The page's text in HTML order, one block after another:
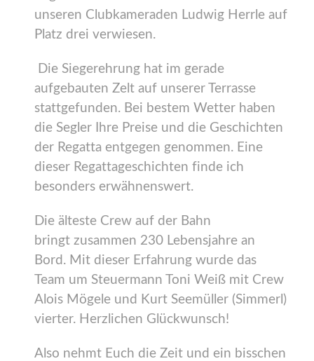
unseren Clubkameraden Ludwig Herrle auf
Platz drei verwiesen.
Die Siegerehrung hat im gerade
aufgebauten Zelt auf unserer Terrasse
stattgefunden. Bei bestem Wetter haben
die Segler Ihre Preise und die Geschichten
der Regatta entgegen genommen. Eine
dieser Regattageschichten finde ich
besonders erwähnenswert.
Die älteste Crew auf der Bahn
bringt zusammen 230 Lebensjahre an
Bord. Mit dieser Erfahrung wurde das
Team um Steuermann Toni Weiß mit Crew
Alois Mögele und Kurt Seemüller (Simmerl)
vierter. Herzlichen Glückwunsch!
Also nehmt Euch die Zeit und ein bisschen